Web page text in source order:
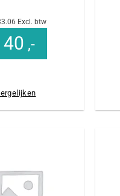
Excl. btw
40 ,-